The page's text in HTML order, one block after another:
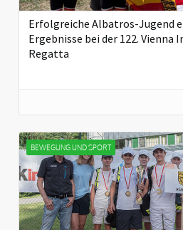
Erfolgreiche Albatros-Jugend
Ergebnisse bei der 122.
Regatta
BEWEGUNG UND SPORT